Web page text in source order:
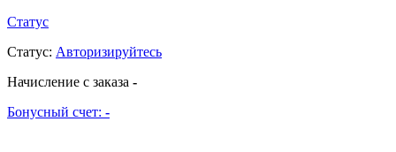
Статус
Статус: Авторизируйтесь
Начисление с заказа -
Бонусный счет: -